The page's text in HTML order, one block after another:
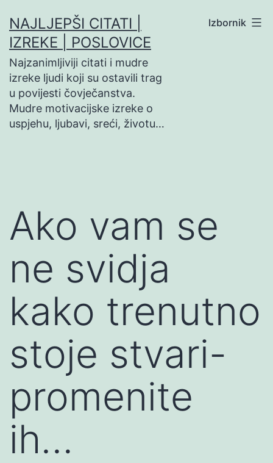
na
sadržaj
NAJLJEPŠI CITATI |
IZREKE | POSLOVICE
Najzanimljiviji citati i mudre
izreke ljudi koji su ostavili trag
u povijesti čovječanstva.
Mudre motivacijske izreke o
uspjehu, ljubavi, sreći, životu…
Izbornik
Ako vam se
ne svidja
kako trenutno
stoje stvari-
promenite
ih…